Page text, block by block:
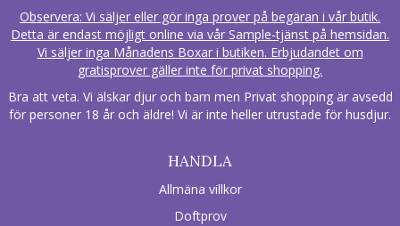
Observera: Vi säljer eller gör inga prover på begäran i vår butik.
Detta är endast möjligt online via vår Sample-tjänst på hemsidan.
Vi säljer inga Månadens Boxar i butiken. Erbjudandet om
gratisprover gäller inte för privat shopping.
Bra att veta. Vi älskar djur och barn men Privat shopping är avsedd
för personer 18 år och äldre! Vi är inte heller utrustade för husdjur.
HANDLA
Allmäna villkor
Doftprov